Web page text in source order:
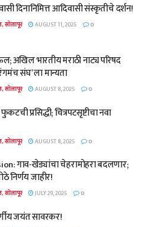
दिनानिमित्त आदिवासी संस्कृतीचे दर्शन!
सोलापूर AUGUST 11, 2025 0
अखिल भारतीय मराठी नाट्य परिषद
संघ’ ला मान्यता
सोलापूर AUGUST 8, 2025 0
प्रसिद्धी; चित्रपटसृष्टीचा नवा
सोलापूर AUGUST 8, 2025 0
गाव-खेड्यांचा चेहरामोहरा बदलणार;
निर्णय जाहीर!
सोलापूर JULY 29, 2025 0
जयंत सावरकर!